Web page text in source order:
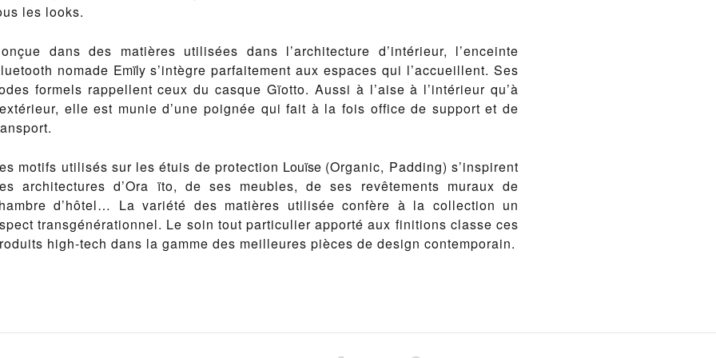
les looks.
dans des matières utilisées dans l’architecture d’intérieur, l’enceinte
nomade Emïly s’intègre parfaitement aux espaces qui l’accueillent. Ses
formels rappellent ceux du casque Gïotto. Aussi à l’aise à l’intérieur qu’à
elle est munie d’une poignée qui fait à la fois office de support et de
motifs utilisés sur les étuis de protection Louïse (Organic, Padding) s’inspirent
architectures d’Ora ïto, de ses meubles, de ses revêtements muraux de
d’hôtel… La variété des matières utilisée confère à la collection un
transgénérationnel. Le soin tout particulier apporté aux finitions classe ces
high-tech dans la gamme des meilleures pièces de design contemporain.